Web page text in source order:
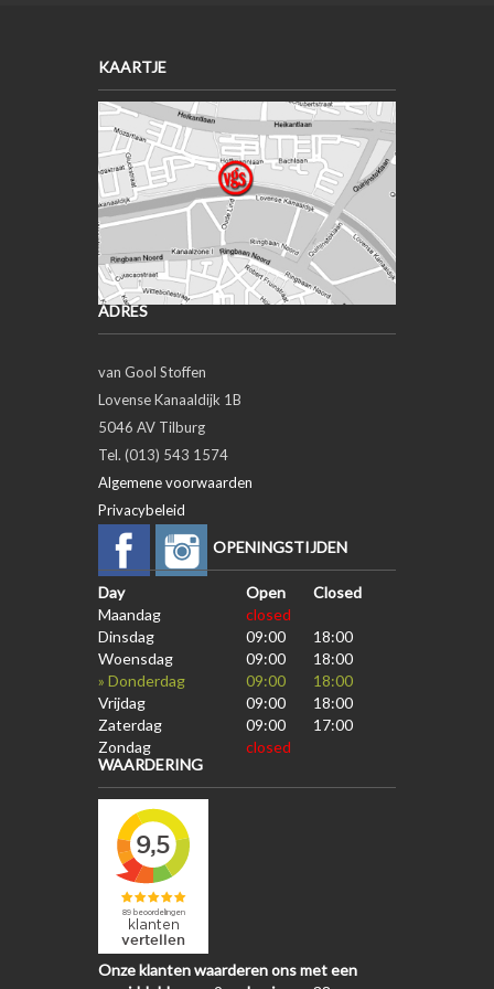
KAARTJE
ADRES
van Gool Stoffen
Lovense Kanaaldijk 1B
5046 AV Tilburg
Tel. (013) 543 1574
Algemene voorwaarden
Privacybeleid
OPENINGSTIJDEN
Day Open
Closed
Maandag
closed
Dinsdag
09:00
18:00
Woensdag
09:00
18:00
» Donderdag
09:00
18:00
Vrijdag
09:00
18:00
Zaterdag
09:00
17:00
Zondag
closed
WAARDERING
Onze klanten waarderen ons met een